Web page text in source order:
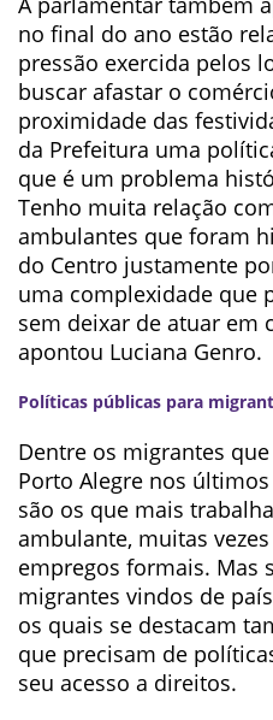
no final do ano estão
pressão exercida pelos
buscar afastar o
proximidade das
da Prefeitura uma
que é um problema
Tenho muita relação
ambulantes que foram
do Centro justamente
uma complexidade que
sem deixar de atuar em
apontou Luciana Genro.
Políticas públicas para
Dentre os migrantes
Porto Alegre nos
são os que mais
ambulante, muitas
empregos formais. Mas
migrantes vindos de
os quais se destacam
que precisam de
seu acesso a direitos.